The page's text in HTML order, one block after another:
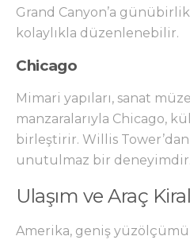
Grand Canyon’a
kolaylıkla düzenlenebilir.
Chicago
Mimari yapıları, sanat
manzaralarıyla Chicago,
birleştirir. Willis
unutulmaz bir deneyimdir.
Ulaşım ve Araç
Amerika, geniş